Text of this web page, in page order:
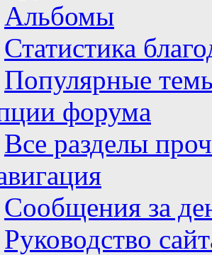
Альбомы
Статистика
Популярные
форума
Все разделы
Сообщения за
Руководство